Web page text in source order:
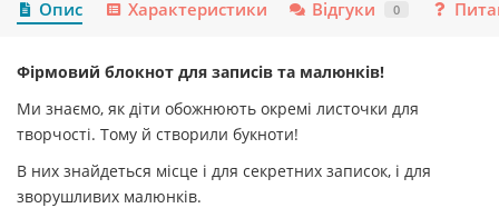
Опис Характеристики Відгуки 0
Фірмовий блокнот для записів та малюнків!
Ми знаємо, як діти обожнюють окремі листочки для
творчості. Тому й створили букноти!
В них знайдеться місце і для секретних записок, і для
зворушливих малюнків.